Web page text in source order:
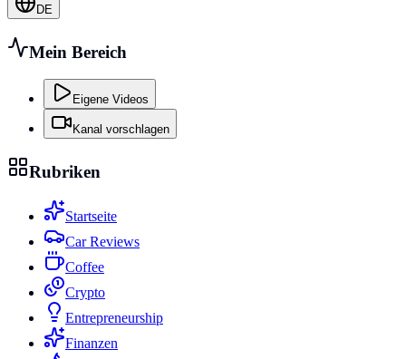
DE
Mein Bereich
Eigene Videos
Kanal vorschlagen
Rubriken
Startseite
Car Reviews
Coffee
Crypto
Entrepreneurship
Finanzen